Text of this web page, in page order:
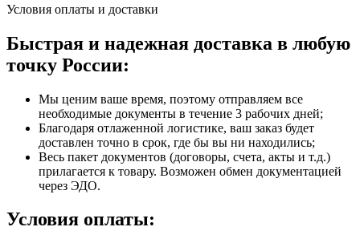
Условия оплаты и доставки
Быстрая и надежная доставка в любую
точку России:
Мы ценим ваше время, поэтому отправляем все
необходимые документы в течение 3 рабочих дней;
Благодаря отлаженной логистике, ваш заказ будет
доставлен точно в срок, где бы вы ни находились;
Весь пакет документов (договоры, счета, акты и т.д.)
прилагается к товару. Возможен обмен документацией
через ЭДО.
Условия оплаты: